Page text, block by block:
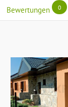
Bewertungen 0